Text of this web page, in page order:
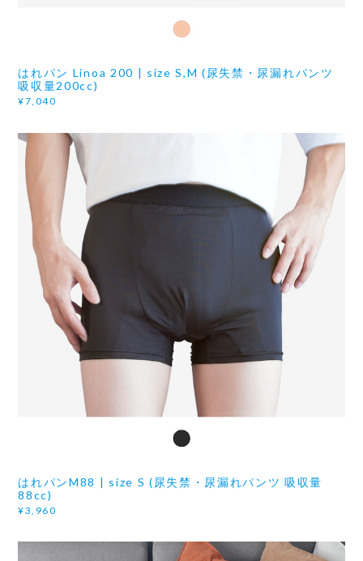
はれパン Linoa 200 | size S,M (尿失禁・尿漏れパンツ
吸収量200cc)
¥7,040
はれパンM88 | size S (尿失禁・尿漏れパンツ 吸収量
88cc)
¥3,960